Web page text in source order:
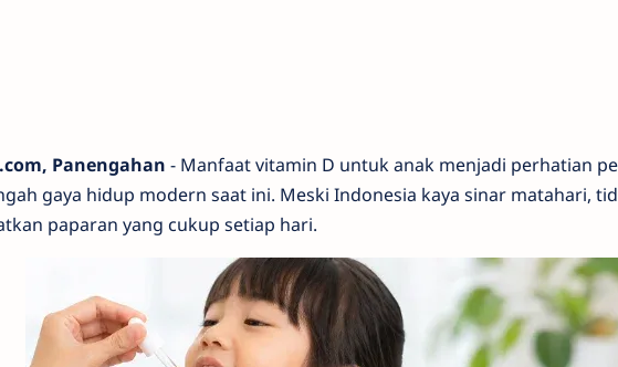
Panengahan - Manfaat vitamin D untuk anak menjadi perhatian
gaya hidup modern saat ini. Meski Indonesia kaya sinar matahari,
paparan yang cukup setiap hari.